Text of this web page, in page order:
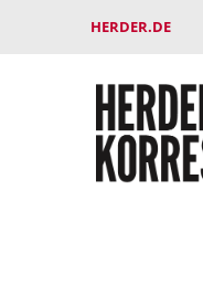
HERDER.DE